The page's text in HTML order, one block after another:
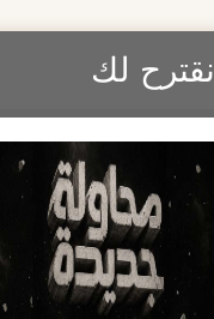
نقترح لك